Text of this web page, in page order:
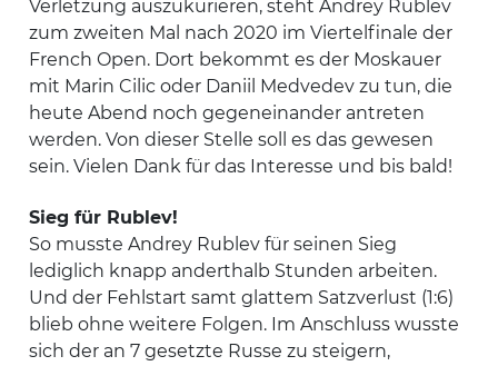
Verletzung auszukurieren, steht Andrey Rublev
zum zweiten Mal nach 2020 im Viertelfinale der
French Open. Dort bekommt es der Moskauer
mit Marin Cilic oder Daniil Medvedev zu tun, die
heute Abend noch gegeneinander antreten
werden. Von dieser Stelle soll es das gewesen
sein. Vielen Dank für das Interesse und bis bald!
Sieg für Rublev!
So musste Andrey Rublev für seinen Sieg
lediglich knapp anderthalb Stunden arbeiten.
Und der Fehlstart samt glattem Satzverlust (1:6)
blieb ohne weitere Folgen. Im Anschluss wusste
sich der an 7 gesetzte Russe zu steigern,